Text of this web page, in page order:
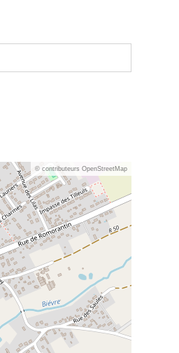
© contributeurs OpenStreetMap